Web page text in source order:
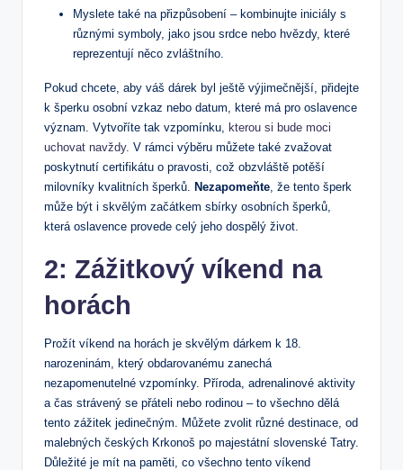
Myslete také na přizpůsobení – kombinujte iniciály s
různými symboly, jako jsou srdce nebo hvězdy, které
reprezentují něco zvláštního.
Pokud chcete, aby váš dárek byl ještě výjimečnější, přidejte
k šperku osobní vzkaz nebo datum, které má pro oslavence
význam. Vytvoříte tak vzpomínku, kterou si bude moci
uchovat navždy. V rámci výběru můžete také zvažovat
poskytnutí certifikátu o pravosti, což obzvláště potěší
milovníky kvalitních šperků. Nezapomeňte , že tento šperk
může být i skvělým začátkem sbírky osobních šperků,
která oslavence provede celý jeho dospělý život.
2: Zážitkový víkend na
horách
Prožít víkend na horách je skvělým dárkem k 18.
narozeninám, který obdarovanému zanechá
nezapomenutelné vzpomínky. Příroda, adrenalinové aktivity
a čas strávený se přáteli nebo rodinou – to všechno dělá
tento zážitek jedinečným. Můžete zvolit různé destinace, od
malebných českých Krkonoš po majestátní slovenské Tatry.
Důležité je mít na paměti, co všechno tento víkend